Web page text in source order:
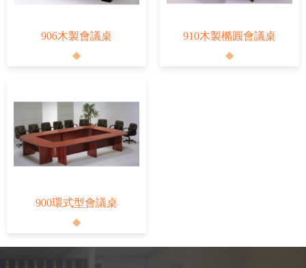
906木製會議桌 910木製橢圓會議桌
900環式型會議桌